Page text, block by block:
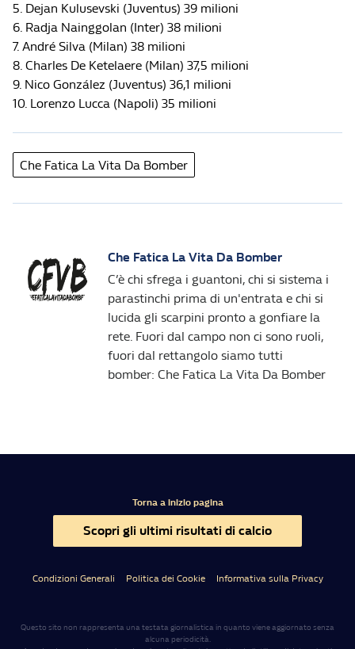
5. Dejan Kulusevski (Juventus) 39 milioni
6. Radja Nainggolan (Inter) 38 milioni
7. André Silva (Milan) 38 milioni
8. Charles De Ketelaere (Milan) 37,5 milioni
9. Nico González (Juventus) 36,1 milioni
10. Lorenzo Lucca (Napoli) 35 milioni
Che Fatica La Vita Da Bomber
Che Fatica La Vita Da Bomber
C’è chi sfrega i guantoni, chi si sistema i
parastinchi prima di un'entrata e chi si
lucida gli scarpini pronto a gonfiare la
rete. Fuori dal campo non ci sono ruoli,
fuori dal rettangolo siamo tutti
bomber: Che Fatica La Vita Da Bomber
Torna a inizio pagina
Scopri gli ultimi risultati di calcio
Condizioni Generali Politica dei Cookie Informativa sulla Privacy
Questo sito non rappresenta una testata giornalistica in quanto viene aggiornato senza
alcuna periodicità.